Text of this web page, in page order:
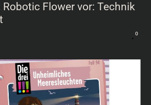
Robotic Flower vor: Technik
0